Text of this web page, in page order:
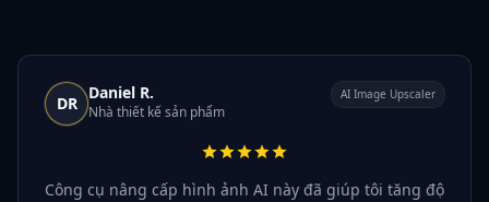
DR
Daniel R.
Nhà thiết kế sản phẩm
AI Image Upscaler
Công cụ nâng cấp hình ảnh AI này đã giúp tôi tăng độ